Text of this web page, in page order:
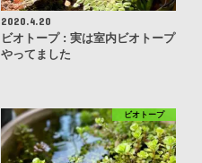
2020.4.20
ビオトープ : 実は室内ビオトープ
やってました
ビオトープ